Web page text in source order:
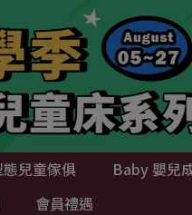
兒童傢俱
Baby 嬰兒
會員禮遇